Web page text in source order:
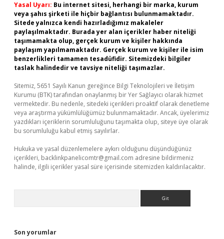
Yasal Uyarı: Bu internet sitesi, herhangi bir marka, kurum
veya şahıs şirketi ile hiçbir bağlantısı bulunmamaktadır.
Sitede yalnızca kendi hazırladığımız makaleler
paylaşılmaktadır. Burada yer alan içerikler haber niteliği
taşımamakta olup, gerçek kurum ve kişiler hakkında
paylaşım yapılmamaktadır. Gerçek kurum ve kişiler ile isim
benzerlikleri tamamen tesadüfidir. Sitemizdeki bilgiler
taslak halindedir ve tavsiye niteliği taşımazlar.
Sitemiz, 5651 Sayılı Kanun gereğince Bilgi Teknolojileri ve İletişim
Kurumu (BTK) tarafından onaylanmış bir Yer Sağlayıcı olarak hizmet
vermektedir. Bu nedenle, sitedeki içerikleri proaktif olarak denetleme
veya araştırma yükümlülüğümüz bulunmamaktadır. Ancak, üyelerimiz
yazdıkları içeriklerin sorumluluğunu taşımakta olup, siteye üye olarak
bu sorumluluğu kabul etmiş sayılırlar.
Hukuka ve yasal düzenlemelere aykırı olduğunu düşündüğünüz
içerikleri, backlinkpanelicomtr@gmail.com adresine bildirmeniz
halinde, ilgili içerikler yasal süre içerisinde sitemizden kaldırılacaktır.
Son yorumlar